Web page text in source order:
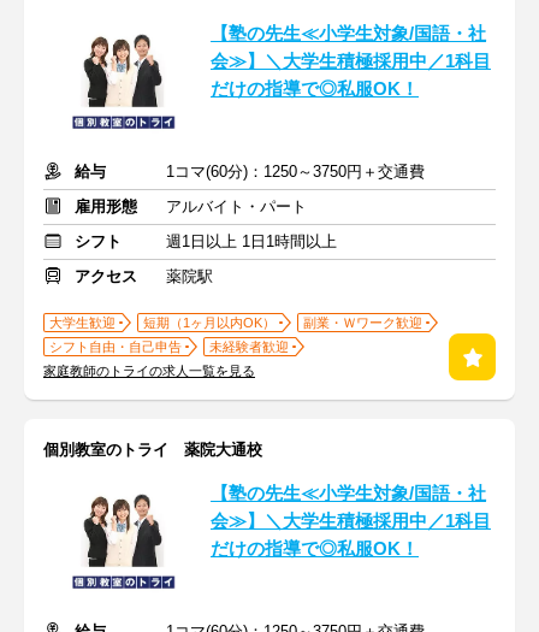
【塾の先生≪小学生対象/国語・社
会≫】＼大学生積極採用中／1科目
だけの指導で◎私服OK！
給与
1コマ(60分)：1250～3750円＋交通費
雇用形態
アルバイト・パート
シフト
週1日以上 1日1時間以上
アクセス
薬院駅
大学生歓迎 短期（1ヶ月以内OK）
副業・Ｗワーク歓迎
シフト自由・自己申告
未経験者歓迎
家庭教師のトライの求人一覧を見る
個別教室のトライ 薬院大通校
【塾の先生≪小学生対象/国語・社
会≫】＼大学生積極採用中／1科目
だけの指導で◎私服OK！